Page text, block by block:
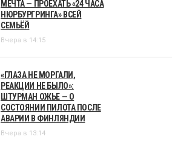
МЕЧТА — ПРОЕХАТЬ «24 ЧАСА
НЮРБУРГРИНГА» ВСЕЙ
СЕМЬЁЙ
Вчера в 14:15
«ГЛАЗА НЕ МОРГАЛИ,
РЕАКЦИИ НЕ БЫЛО»:
ШТУРМАН ОЖЬЕ — О
СОСТОЯНИИ ПИЛОТА ПОСЛЕ
АВАРИИ В ФИНЛЯНДИИ
Вчера в 13:14